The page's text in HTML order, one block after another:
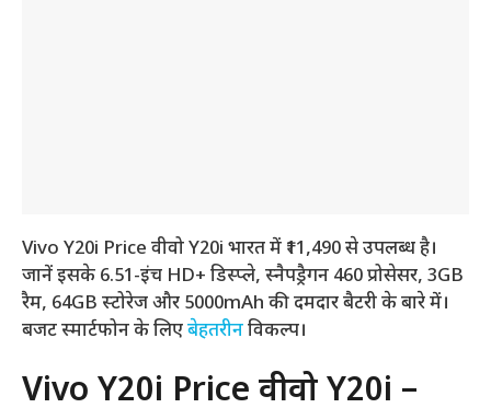
Vivo Y20i Price वीवो Y20i भारत में ₹11,490 से उपलब्ध है।
जानें इसके 6.51-इंच HD+ डिस्प्ले, स्नैपड्रैगन 460 प्रोसेसर, 3GB
रैम, 64GB स्टोरेज और 5000mAh की दमदार बैटरी के बारे में।
बजट स्मार्टफोन के लिएबेहतरीनविकल्प।
Vivo Y20i Price वीवो Y20i –